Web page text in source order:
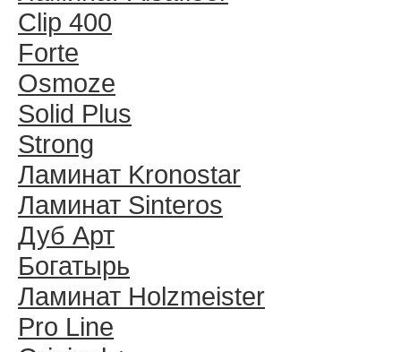
Clip 400
Forte
Osmoze
Solid Plus
Strong
Ламинат Kronostar
Ламинат Sinteros
Дуб Арт
Богатырь
Ламинат Holzmeister
Pro Line